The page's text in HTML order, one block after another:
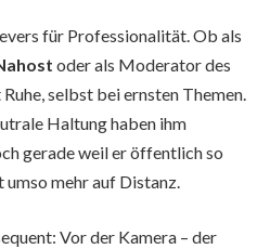
für Professionalität. Ob als
oder als Moderator des
selbst bei ernsten Themen.
Haltung haben ihm
gerade weil er öffentlich so
mehr auf Distanz.
Vor der Kamera – der